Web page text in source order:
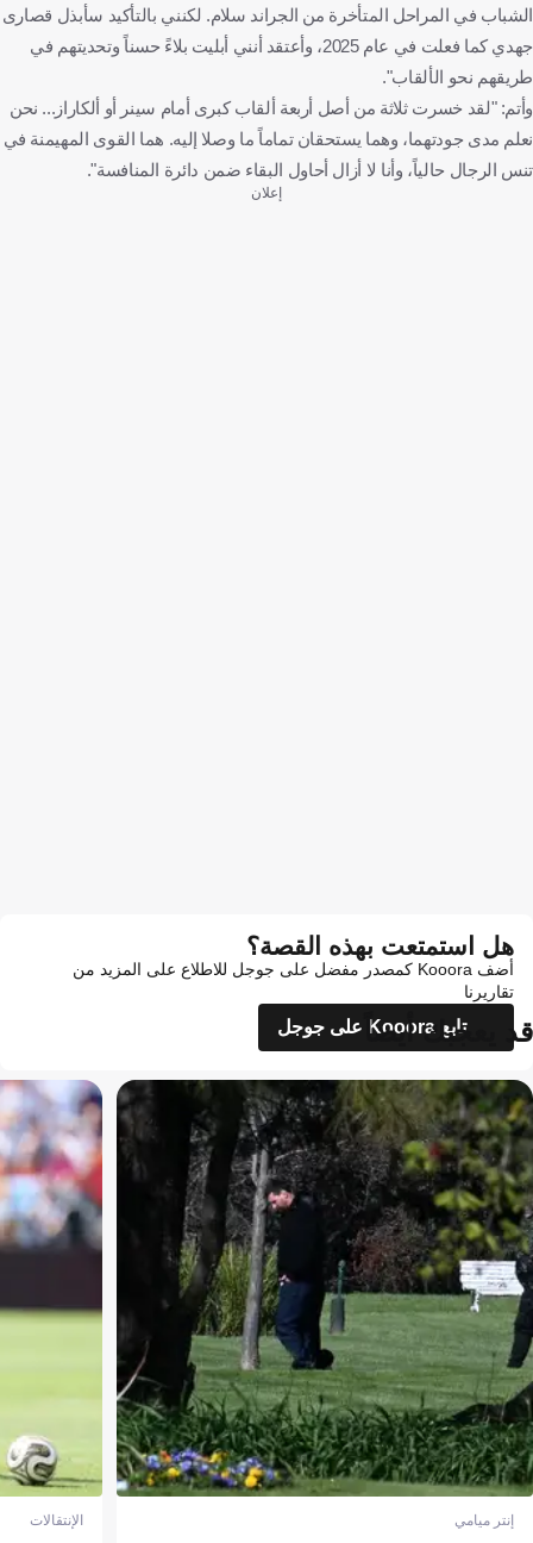
الشباب في المراحل المتأخرة من الجراند سلام. لكنني بالتأكيد سأبذل قصارى
جهدي كما فعلت في عام 2025، وأعتقد أنني أبليت بلاءً حسناً وتحديتهم في
طريقهم نحو الألقاب".
وأتم: "لقد خسرت ثلاثة من أصل أربعة ألقاب كبرى أمام سينر أو ألكاراز... نحن
نعلم مدى جودتهما، وهما يستحقان تماماً ما وصلا إليه. هما القوى المهيمنة في
تنس الرجال حالياً، وأنا لا أزال أحاول البقاء ضمن دائرة المنافسة".
إعلان
هل استمتعت بهذه القصة؟
أضف Kooora كمصدر مفضل على جوجل للاطلاع على المزيد من
تقاريرنا
تابع Kooora على جوجل
قد يعجبك أيضاً
إنتر ميامي الإنتقالات